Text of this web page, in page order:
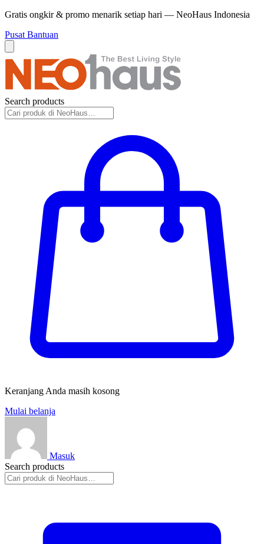
Gratis ongkir & promo menarik setiap hari — NeoHaus Indonesia
Pusat Bantuan
Search products
Keranjang Anda masih kosong
Mulai belanja
Masuk
Search products